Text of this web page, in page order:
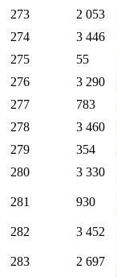
273
2 053
274
3 446
275
55
276
3 290
277
783
278
3 460
279
354
280
3 330
281 930
282 3 452
283 2 697